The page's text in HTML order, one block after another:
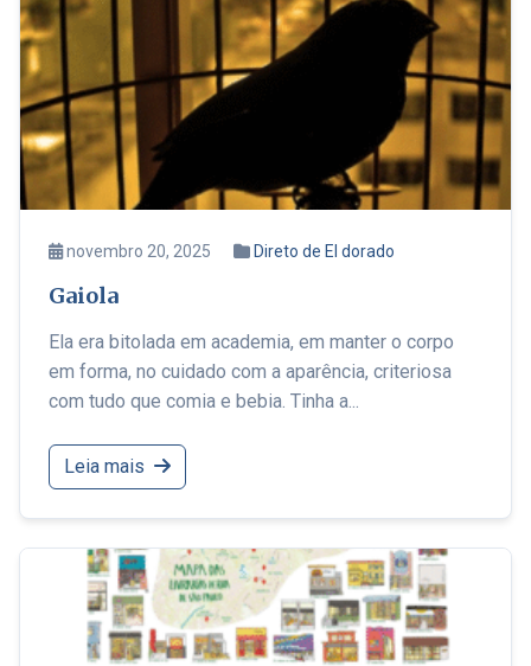
novembro 20, 2025 Direto de El dorado
Gaiola
Ela era bitolada em academia, em manter o corpo
em forma, no cuidado com a aparência, criteriosa
com tudo que comia e bebia. Tinha a...
Leia mais